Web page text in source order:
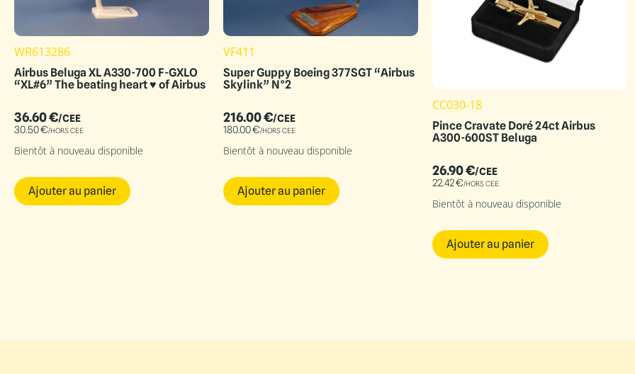
WR613286
Airbus Beluga XL A330-700 F-GXLO
“XL#6” The beating heart ♥ of Airbus
36.60€/CEE
30.50€/HORS CEE
Bientôt à nouveau disponible
Ajouter au panier
VF411
Super Guppy Boeing 377SGT “Airbus
Skylink” N°2
216.00€/CEE
180.00€/HORS CEE
Bientôt à nouveau disponible
Ajouter au panier
CC030-18
Pince Cravate Doré 24ct Airbus
A300-600ST Beluga
26.90€/CEE
22.42€/HORS CEE
Bientôt à nouveau disponible
Ajouter au panier